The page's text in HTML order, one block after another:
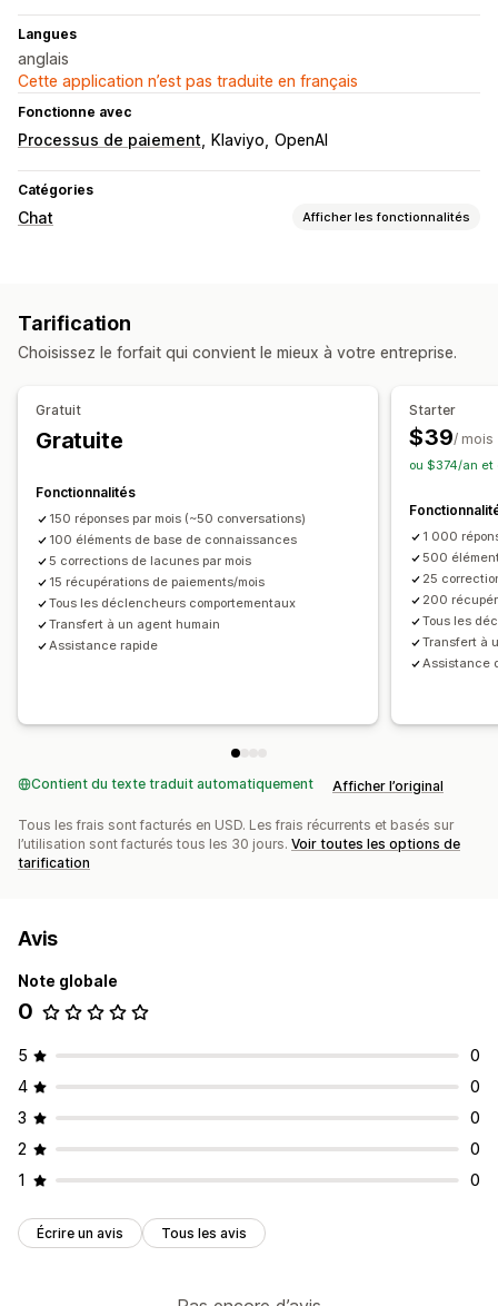
Langues
anglais
Cette application n’est pas traduite en français
Fonctionne avec
Processus de paiement Klaviyo OpenAI
Catégories
Chat Afficher les fonctionnalités
Traduction en temps réel
Analyse des agents
Personnalisation
Couleur et police
Fenêtre de chat
Message d’accueil
Avatar d’agent
Tarification
Choisissez le forfait qui convient le mieux à votre entreprise.
Gratuit
Gratuite
Fonctionnalités
150 réponses par mois (~50 conversations)
100 éléments de base de connaissances
5 corrections de lacunes par mois
15 récupérations de paiements/mois
Tous les déclencheurs comportementaux
Transfert à un agent humain
Assistance rapide
Starter
$39/ mois
ou $374/an et
1 000
500
25
200
Tous les
Transfert à
Assistance
Contient du texte traduit automatiquement Afficher l’original
Tous les frais sont facturés en USD. Les frais récurrents et basés sur
l’utilisation sont facturés tous les 30 jours. Voir toutes les options de
tarification
Avis
Note globale
0
5
0
4
0
3
0
2
0
1
0
Écrire un avis Tous les avis